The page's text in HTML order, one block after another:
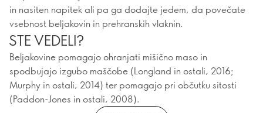
in nasiten napitek ali pa ga dodajte jedem, da povečate
vsebnost beljakovin in prehranskih vlaknin.
STE VEDELI?
Beljakovine pomagajo ohranjati mišično maso in
spodbujajo izgubo maščobe (Longland in ostali, 2016;
Murphy in ostali, 2014) ter pomagajo pri občutku sitosti
(Paddon-Jones in ostali, 2008).